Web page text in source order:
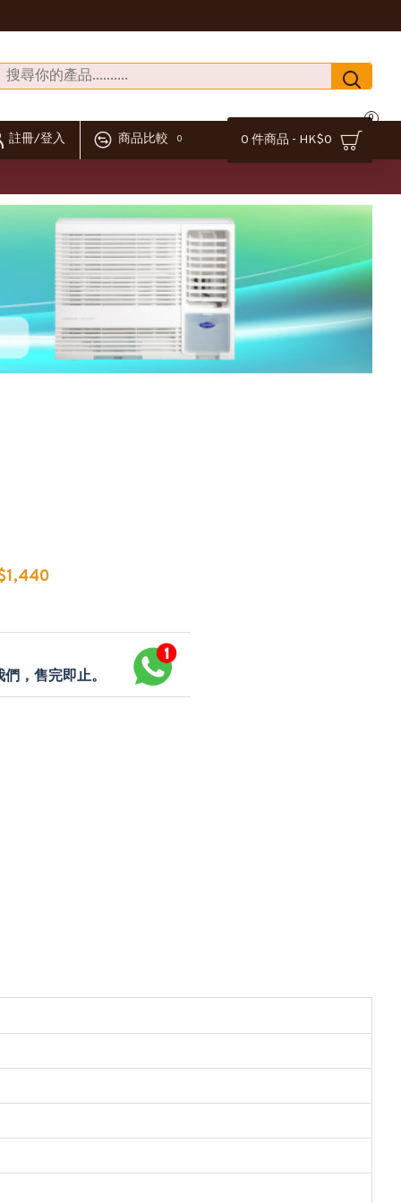
註冊/登入 商品比較 0 0 件商品 - HK$0
0
，售完即止。